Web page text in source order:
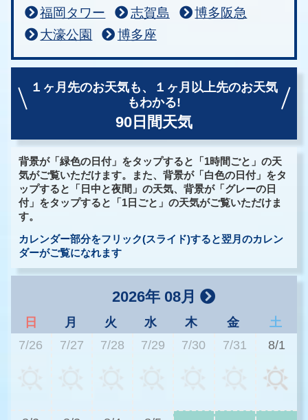
福岡タワー
志賀島
博多阪急
大濠公園
博多座
１ヶ月先のお天気も、
１ヶ月以上先のお天気
もわかる!
90日間天気
背景が「緑色の日付」をタップすると「1時間ごと」の天
気がご覧いただけます。また、背景が「白色の日付」をタ
ップすると「日中と夜間」の天気、背景が「グレーの日
付」をタップすると「1日ごと」の天気がご覧いただけま
す。
カレンダー部分をフリック(スライド)すると翌月のカレン
ダーがご覧になれます
2026年 08月
日 月 火 水 木 金
土
7/26
7/27 7/28 7/29 7/30 7/31 8/1